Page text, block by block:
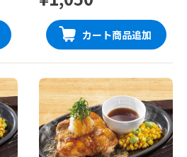
カート商品追加